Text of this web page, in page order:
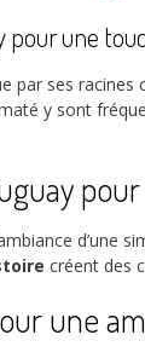
pour une
par ses
y sont
créent des
une